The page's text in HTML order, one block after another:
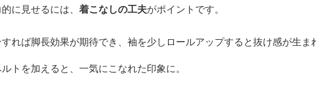
に見せるには、 着こなしの工夫がポイントです。
れば脚長効果が期待でき、袖を少しロールアップすると抜け感が生ま
トを加えると、一気にこなれた印象に。